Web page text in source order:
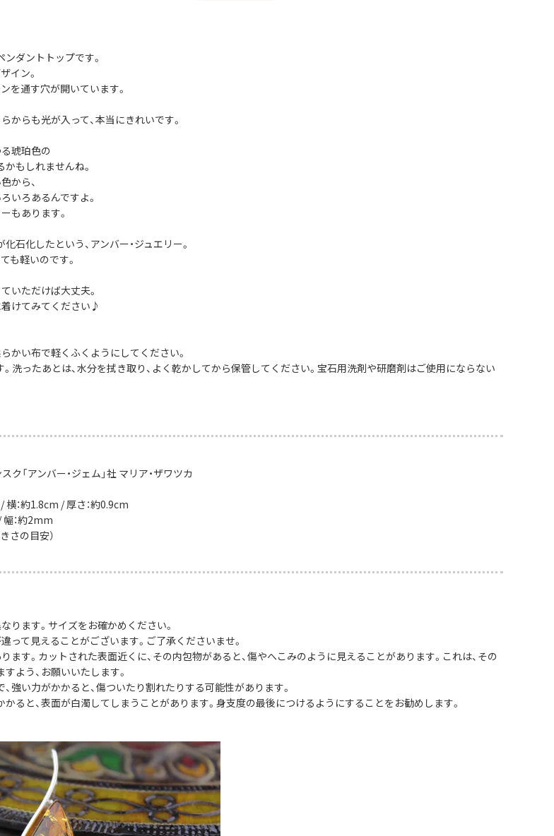
ダントトップです。
イン。
を通す穴が開いています。
からも光が入って、本当にきれいです。
る琥珀色の
もしれませんね。
から、
いろあるんですよ。
もあります。
石化したという、アンバー・ジュエリー。
も軽いのです。
いただけば大丈夫。
けてみてください♪
かい布で軽くふくようにしてください。
洗ったあとは、水分を拭き取り、よく乾かしてから保管してください。宝石用洗剤や研磨剤はご使用にならない
「アンバー・ジェム」社 マリア・ザワツカ
横：約1.8cm / 厚さ：約0.9cm
：約2mm
さの目安）
ります。サイズをお確かめください。
って見えることがございます。ご了承くださいませ。
ます。カットされた表面近くに、その内包物があると、傷やへこみのように見えることがあります。これは、その
よう、お願いいたします。
強い力がかかると、傷ついたり割れたりする可能性があります。
ると、表面が白濁してしまうことがあります。身支度の最後につけるようにすることをお勧めします。